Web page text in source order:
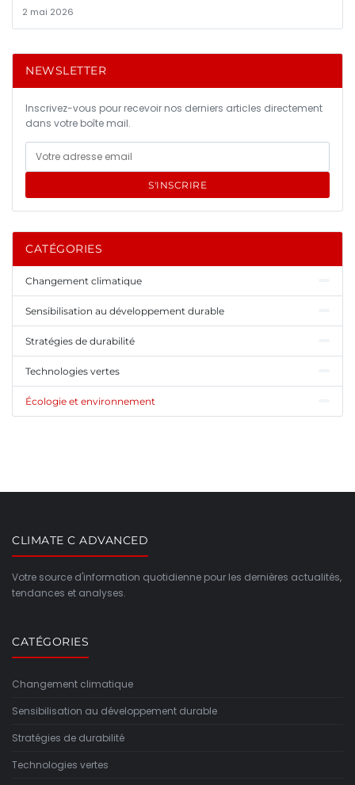
2 mai 2026
NEWSLETTER
Inscrivez-vous pour recevoir nos derniers articles directement
dans votre boîte mail.
S'INSCRIRE
CATÉGORIES
Changement climatique
Sensibilisation au développement durable
Stratégies de durabilité
Technologies vertes
Écologie et environnement
CLIMATE C ADVANCED
Votre source d'information quotidienne pour les dernières actualités,
tendances et analyses.
CATÉGORIES
Changement climatique
Sensibilisation au développement durable
Stratégies de durabilité
Technologies vertes